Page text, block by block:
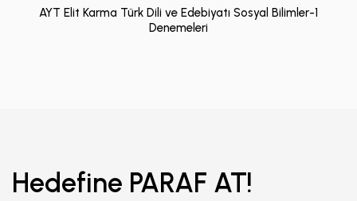
AYT Elit Karma Türk Dili ve Edebiyatı Sosyal Bilimler-1
Denemeleri
Hedefine PARAF AT!